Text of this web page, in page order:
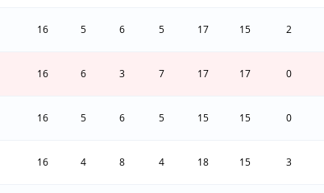
16 5 6 5 17 15 2
16 6 3 7 17 17 0
16 5 6 5 15 15 0
16 4 8 4 18 15 3